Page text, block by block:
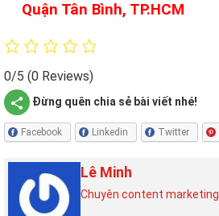
Quận Tân Bình, TP.HCM
0/5 (0 Reviews)
Đừng quên chia sẻ bài viết nhé!
Facebook Linkedin Twitter
Lê Minh
Chuyên content marketing